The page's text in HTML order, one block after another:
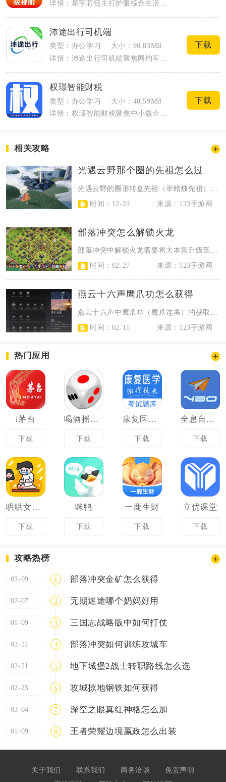
沛途出行司机端
类型：办公学习
大小：90.83MB
下载
权璟智能财税
类型：办公学习
大小：40.59MB
下载
相关攻略
光遇云野那个圈的先祖怎么过
时间：12-23
来源：123手游网
部落冲突怎么解锁火龙
部落冲突中解锁火龙需要将大本营升级至11级，同时解锁对应的训练营并完成兵种解...
时间：02-27
来源：123手游网
燕云十六声鹰爪功怎么获得
时间：02-11
来源：123手游网
热门应用
i茅台
下载
喝酒摇骰子
下载
康复医学治疗技术易题库
下载
全息自然拼读法
下载
哄哄女友神器
下载
咪鸭
下载
一鹿生财
下载
立优课堂
下载
攻略热榜
03-09 1 部落冲突金矿怎么获得
02-07 2 无期迷途哪个奶妈好用
01-09 3 三国志战略版中如何打仗
03-11 4 部落冲突如何训练攻城车
02-21 5 地下城堡2战士转职路线怎么选
02-25 6 攻城掠地钢铁如何获得
03-04 7 深空之眼真红神格怎么加
01-09 8 王者荣耀边境嬴政怎么出装
关于我们 联系我们 商务洽谈
免责声明